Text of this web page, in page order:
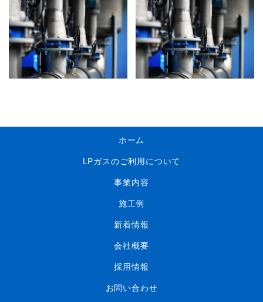
ホーム
LPガスのご利用について
事業内容
施工例
新着情報
会社概要
採用情報
お問い合わせ